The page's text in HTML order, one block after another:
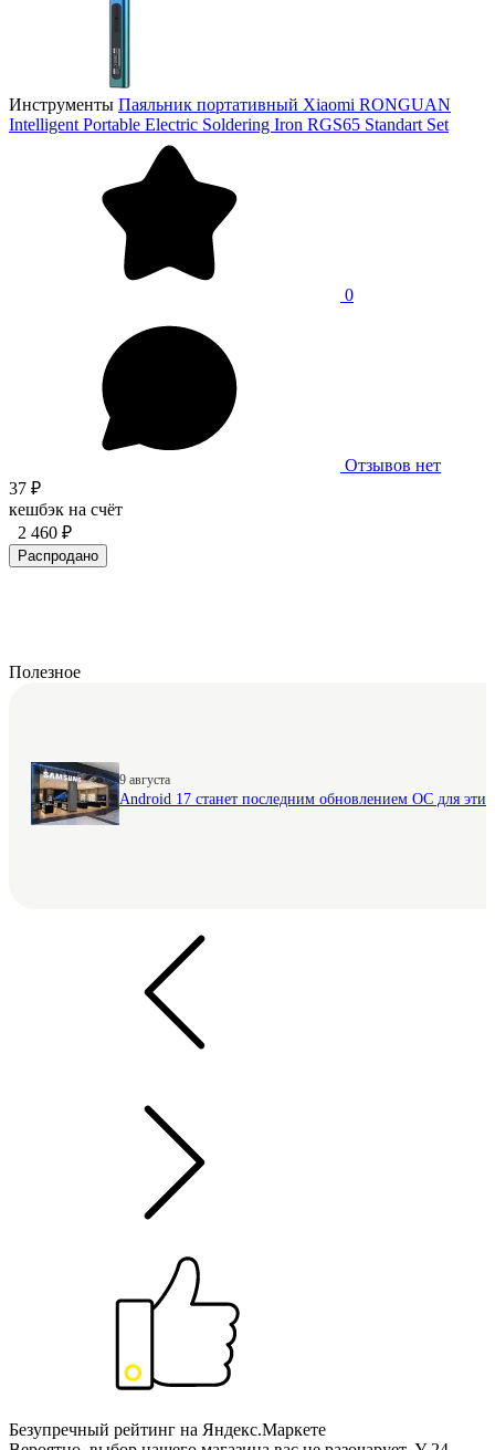
Инструменты Паяльник портативный Xiaomi RONGUAN
Intelligent Portable Electric Soldering Iron RGS65 Standart Set
0
Отзывов нет
37 ₽
кешбэк на счёт
2 460 ₽
Распродано
Полезное
9 августа
Android 17 станет последним обновлением ОС для этих
Безупречный рейтинг на Яндекс.Маркете